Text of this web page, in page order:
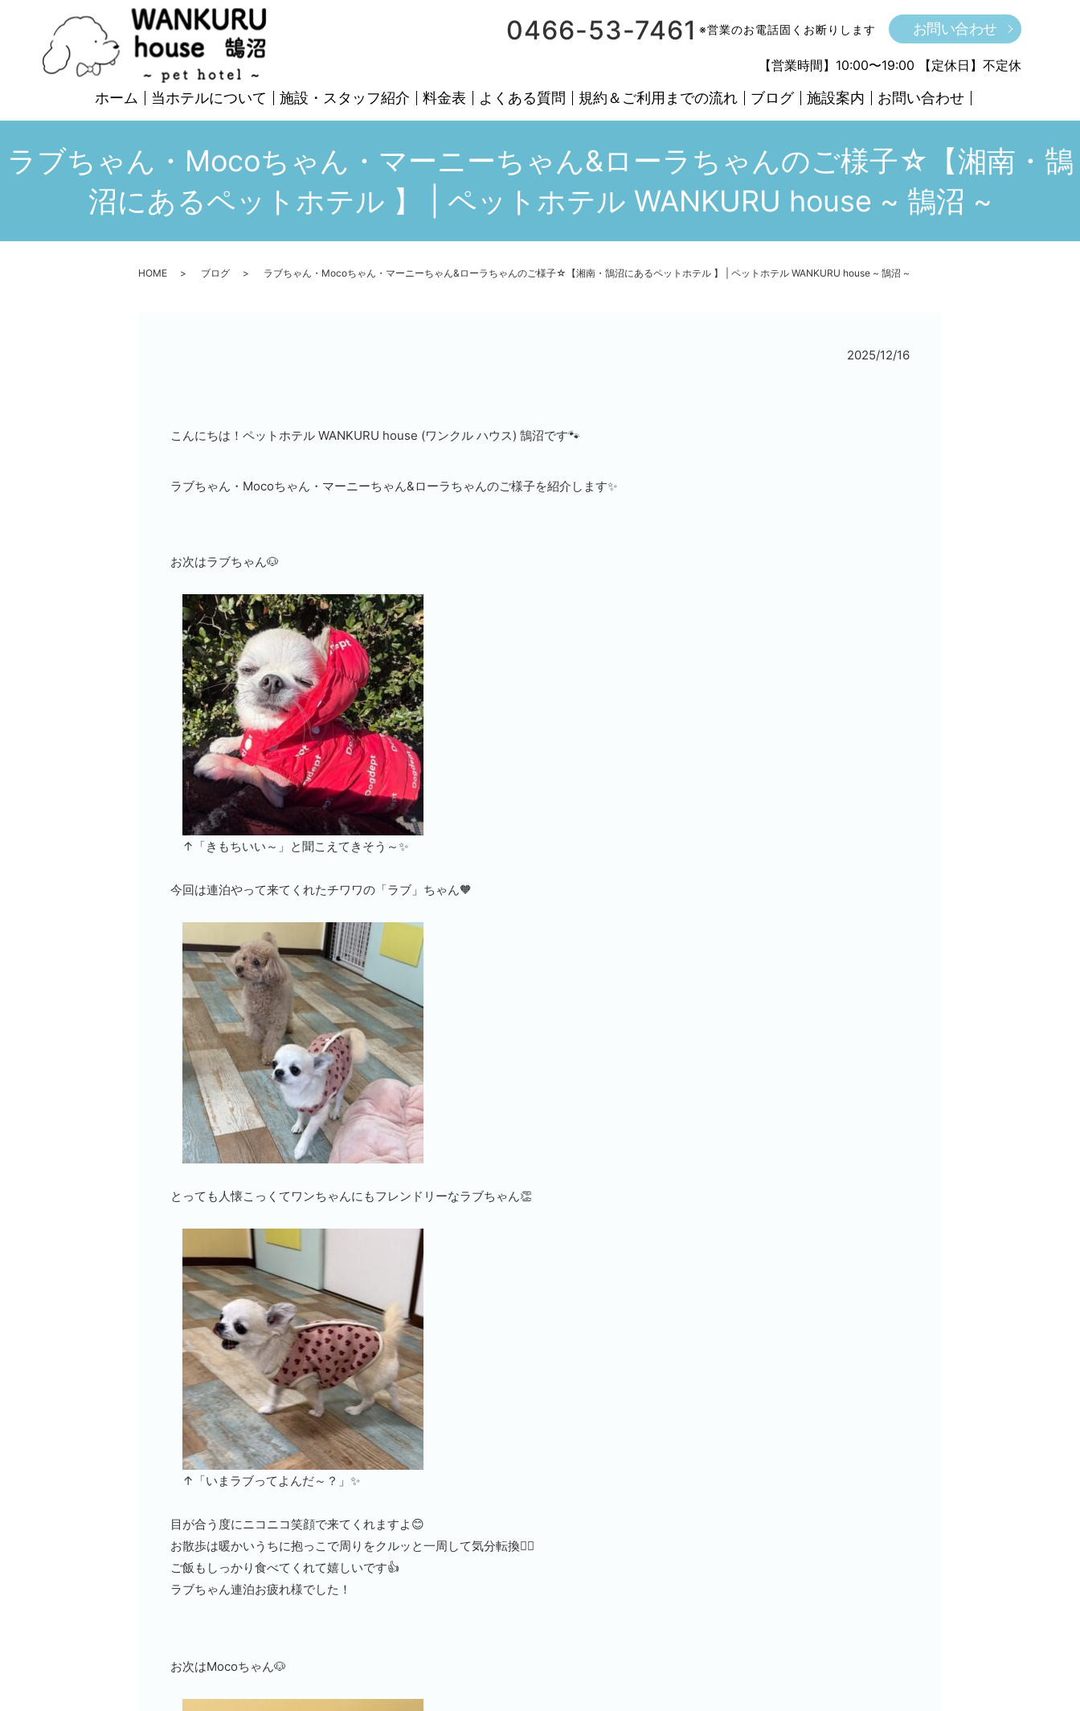
0466-53-7461 ※営業のお電話固くお断りします お問い合わせ
【営業時間】10:00〜19:00 【定休日】不定休
ホーム 当ホテルについて 施設・スタッフ紹介 料金表 よくある質問 規約＆ご利用までの流れ ブログ 施設案内 お問い合わせ
ラブちゃん・Mocoちゃん・マーニーちゃん&ローラちゃんのご様子☆【湘南・鵠
沼にあるペットホテル 】 | ペットホテル WANKURU house ~ 鵠沼 ~
HOME ブログ ラブちゃん・Mocoちゃん・マーニーちゃん&ローラちゃんのご様子☆【湘南・鵠沼にあるペットホテル 】 | ペットホテル WANKURU house ~ 鵠沼 ~
2025/12/16
こんにちは！ペットホテル WANKURU house (ワンクル ハウス) 鵠沼です🐾
ラブちゃん・Mocoちゃん・マーニーちゃん&ローラちゃんのご様子を紹介します✨
お次はラブちゃん🐶
↑「きもちいい～」と聞こえてきそう～✨
今回は連泊やって来てくれたチワワの「ラブ」ちゃん🧡
とっても人懐こっくてワンちゃんにもフレンドリーなラブちゃん👏
↑「いまラブってよんだ～？」✨
目が合う度にニコニコ笑顔で来てくれますよ😊
お散歩は暖かいうちに抱っこで周りをクルッと一周して気分転換🙆‍♂️
ご飯もしっかり食べてくれて嬉しいです👍
ラブちゃん連泊お疲れ様でした！
お次はMocoちゃん🐶